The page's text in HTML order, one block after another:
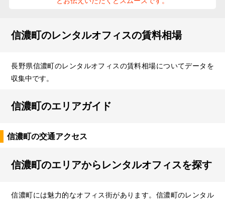
信濃町のレンタルオフィスの賃料相場
長野県信濃町のレンタルオフィスの賃料相場についてデータを
収集中です。
信濃町のエリアガイド
信濃町の交通アクセス
信濃町のエリアからレンタルオフィスを探す
信濃町には魅力的なオフィス街があります。信濃町のレンタル